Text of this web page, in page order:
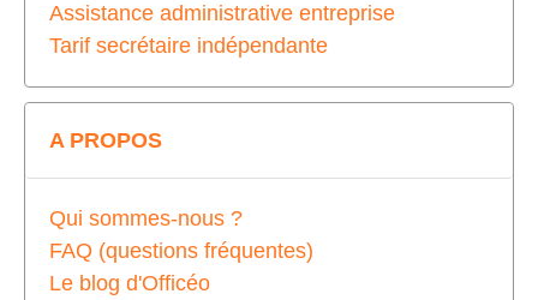
Assistance administrative entreprise
Tarif secrétaire indépendante
A PROPOS
Qui sommes-nous ?
FAQ (questions fréquentes)
Le blog d'Officéo